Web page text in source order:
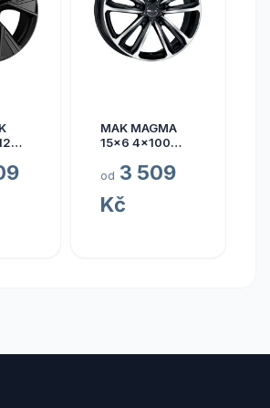
MAK MAGMA
15x6 4x100
od 3 509
Kč